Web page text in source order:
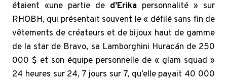
étaient «une partie de d’Erika personnalité » sur
RHOBH, qui présentait souvent le « défilé sans fin de
vêtements de créateurs et de bijoux haut de gamme
de la star de Bravo, sa Lamborghini Huracán de 250
000 $ et son équipe personnelle de « glam squad »
24 heures sur 24, 7 jours sur 7, qu’elle payait 40 000